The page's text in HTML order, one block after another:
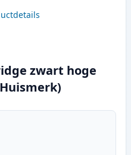
zwart hoge